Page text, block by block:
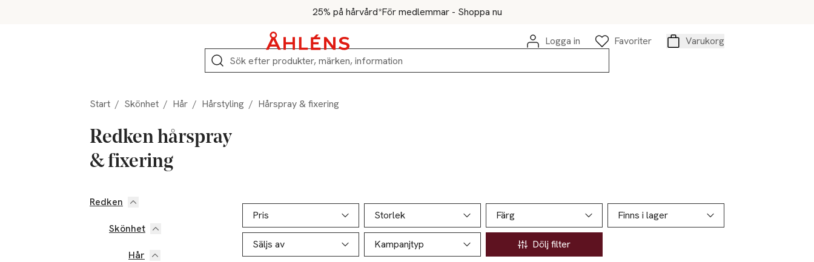
25% på hårvård*För medlemmar - Shoppa nu
Logga in
Favoriter
Varukorg
Sök
Start / Skönhet / Hår / Hårstyling / Hårspray & fixering
Redken hårspray
& fixering
Hoppa till produktsidan
Redken
Skönhet
Hår
Hoppa till produktsidan
Pris
Storlek Färg Finns i lager
Säljs av Kampanjtyp Dölj filter
Lista över produkter